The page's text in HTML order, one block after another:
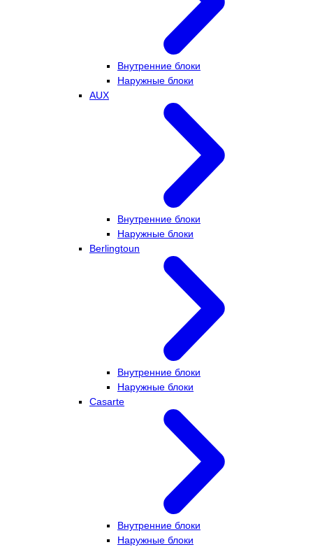
Внутренние блоки
Наружные блоки
AUX
Внутренние блоки
Наружные блоки
Berlingtoun
Внутренние блоки
Наружные блоки
Casarte
Внутренние блоки
Наружные блоки